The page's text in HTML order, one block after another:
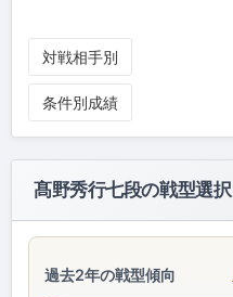
対戦相手別
条件別成績
髙野秀行七段の戦型選択
過去2年の戦型傾向